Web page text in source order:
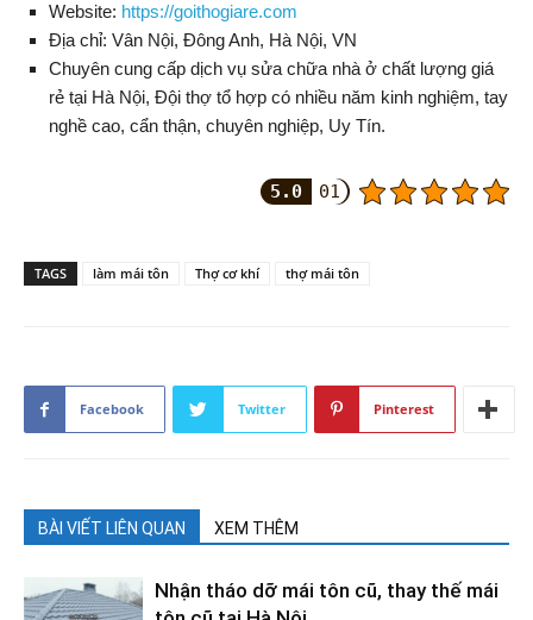
Website: https://goithogiare.com
Địa chỉ: Vân Nội, Đông Anh, Hà Nội, VN
Chuyên cung cấp dịch vụ sửa chữa nhà ở chất lượng giá
rẻ tại Hà Nội, Đội thợ tổ hợp có nhiều năm kinh nghiệm, tay
nghề cao, cẩn thận, chuyên nghiệp, Uy Tín.
5.0 01
TAGS làm mái tôn Thợ cơ khí thợ mái tôn
Facebook Twitter Pinterest
BÀI VIẾT LIÊN QUAN XEM THÊM
Nhận tháo dỡ mái tôn cũ, thay thế mái